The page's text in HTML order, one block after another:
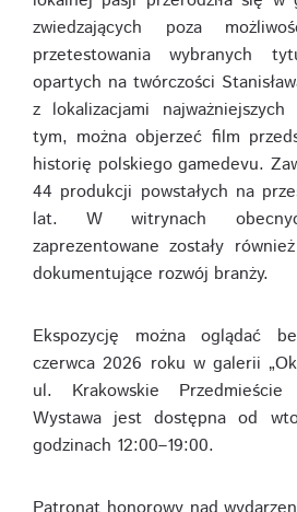
zwiedzających poza
przetestowania wybranych
opartych na twórczości
z lokalizacjami
tym, można objerzeć film
historię polskiego gamedevu.
44 produkcji powstałych na
lat. W witrynach
zaprezentowane zostały
dokumentujące rozwój branży.
Ekspozycję można oglądać
czerwca 2026 roku w galerii
ul. Krakowskie
Wystawa jest dostępna od
godzinach 12:00–19:00.